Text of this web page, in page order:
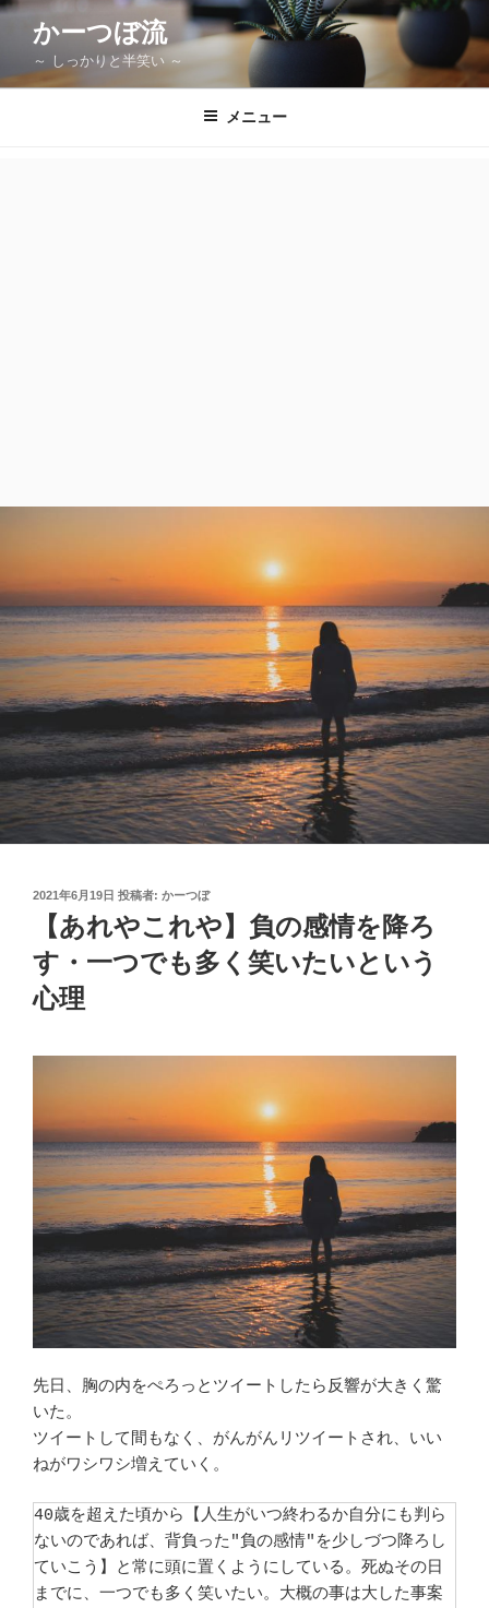
コ
ン
かーつぼ流
～ しっかりと半笑い ～
メニュー
投
2021年6月19日 投稿者: かーつぼ
【あれやこれや】負の感情を降ろ
す・一つでも多く笑いたいという
心理
先日、胸の内をぺろっとツイートしたら反響が大きく驚
いた。
ツイートして間もなく、がんがんリツイートされ、いい
ねがワシワシ増えていく。
40歳を超えた頃から【人生がいつ終わるか自分にも判ら
ないのであれば、背負った"負の感情"を少しづつ降ろし
ていこう】と常に頭に置くようにしている。死ぬその日
までに、一つでも多く笑いたい。大概の事は大した事案